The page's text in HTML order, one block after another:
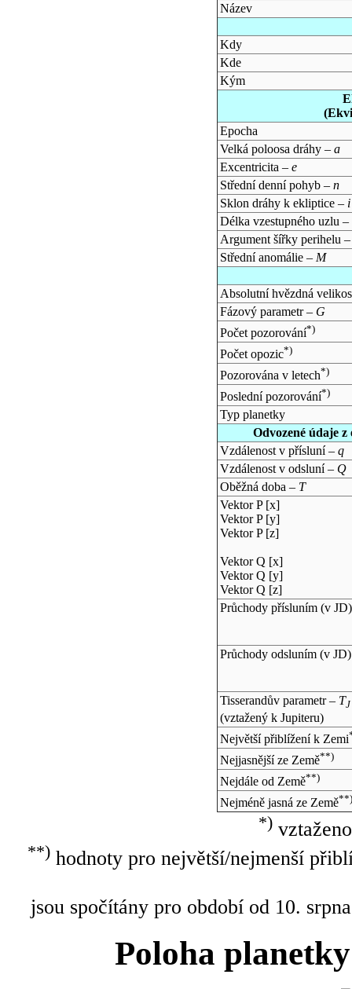
Název
Kdy
Kde
Kým
Epocha
Velká poloosa dráhy – a
Excentricita – e
Střední denní pohyb – n
Sklon dráhy k ekliptice – i
Délka vzestupného uzlu –
Argument šířky perihelu
Střední anomálie – M
Absolutní hvězdná
Fázový parametr – G
Počet pozorování*)
Počet opozic*)
Pozorována v letech*)
Poslední pozorování*)
Typ planetky
Odvozené údaje
Vzdálenost v přísluní – q
Vzdálenost v odsluní – Q
Oběžná doba – T
Vektor P [x]
Vektor P [y]
Vektor P [z]
Vektor Q [x]
Vektor Q [y]
Vektor Q [z]
Průchody přísluním (v JD)
Průchody odsluním (v JD)
Tisserandův parametr – TJ
(vztažený k Jupiteru)
Největší přiblížení k Zemi
Nejjasnější ze Země**)
Nejdále od Země**)
Nejméně jasná ze Země**)
*)
**)hodnoty pro největší/nejmenší
jsou spočítány pro období od 10.
Poloha